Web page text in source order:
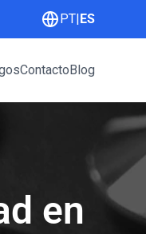
PT|ES
ContactoBlog
en